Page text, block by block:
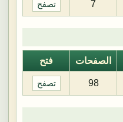
7 تصفح
الصفحات فتح
98 تصفح